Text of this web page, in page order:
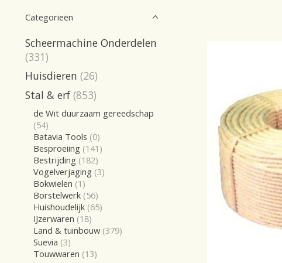
Categorieën
Scheermachine Onderdelen
(331)
Huisdieren (26)
Stal & erf (853)
de Wit duurzaam gereedschap
(54)
Batavia Tools (0)
Besproeiing (141)
Bestrijding (182)
Vogelverjaging (3)
Bokwielen (1)
Borstelwerk (56)
Huishoudelijk (65)
IJzerwaren (18)
Land & tuinbouw (379)
Suevia (3)
Touwwaren (13)